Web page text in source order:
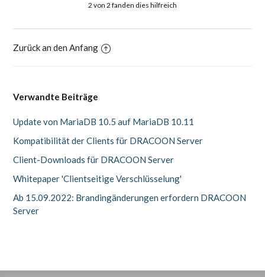
2 von 2 fanden dies hilfreich
Zurück an den Anfang
Verwandte Beiträge
Update von MariaDB 10.5 auf MariaDB 10.11
Kompatibilität der Clients für DRACOON Server
Client-Downloads für DRACOON Server
Whitepaper 'Clientseitige Verschlüsselung'
Ab 15.09.2022: Brandingänderungen erfordern DRACOON
Server